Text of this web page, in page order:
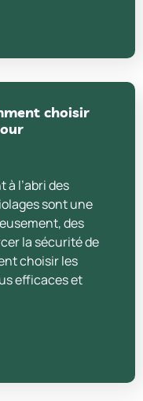
choisir
l’abri des
sont une
des
la sécurité de
choisir les
efficaces et